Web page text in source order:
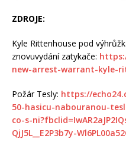
ZDROJE:
Kyle Rittenhouse pod
znovuvydání zatykače:
new-arrest-warrant-kyle-
Požár Tesly: https://
50-hasicu-nabouranou-
co-s-
QjJ5L__E2P3b7y-